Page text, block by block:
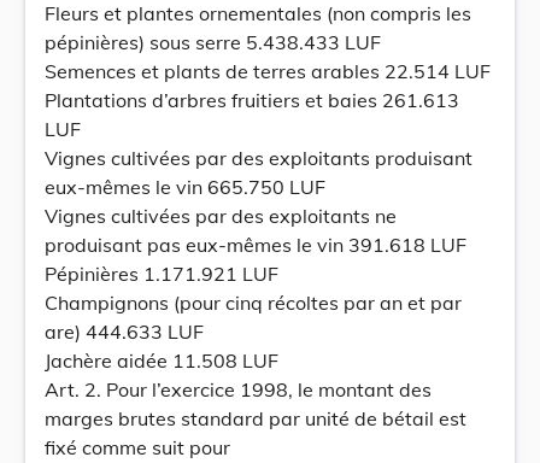
Fleurs et plantes ornementales (non compris les
pépinières) sous serre 5.438.433 LUF
Semences et plants de terres arables 22.514 LUF
Plantations d’arbres fruitiers et baies 261.613
LUF
Vignes cultivées par des exploitants produisant
eux-mêmes le vin 665.750 LUF
Vignes cultivées par des exploitants ne
produisant pas eux-mêmes le vin 391.618 LUF
Pépinières 1.171.921 LUF
Champignons (pour cinq récoltes par an et par
are) 444.633 LUF
Jachère aidée 11.508 LUF
Art. 2. Pour l’exercice 1998, le montant des
marges brutes standard par unité de bétail est
fixé comme suit pour